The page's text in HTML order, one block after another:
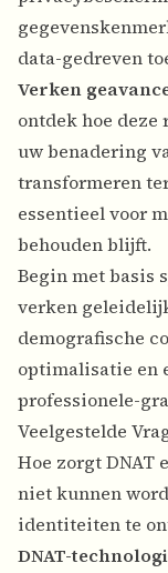
data-gedreven
Verken
ontdek hoe
uw benadering
transformeren
essentieel voor
behouden blijft.
Begin met basis
verken
demografische
optimalisatie en
professionele-
Veelgestelde
Hoe zorgt DNAT
niet kunnen
identiteiten te
DNAT-